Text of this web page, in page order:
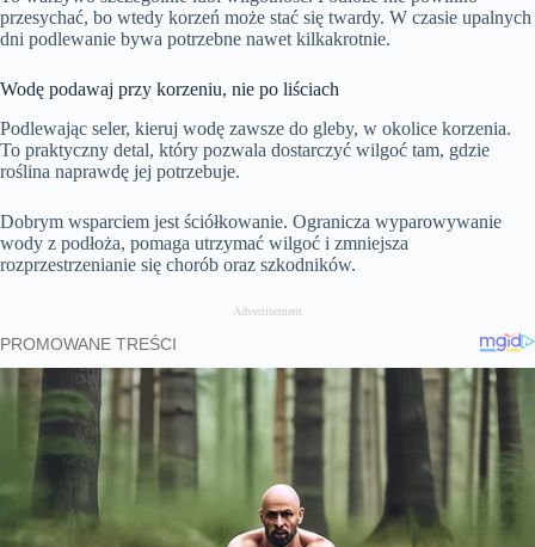
przesychać, bo wtedy korzeń może stać się twardy. W czasie upalnych
dni podlewanie bywa potrzebne nawet kilkakrotnie.
Wodę podawaj przy korzeniu, nie po liściach
Podlewając seler, kieruj wodę zawsze do gleby, w okolice korzenia.
To praktyczny detal, który pozwala dostarczyć wilgoć tam, gdzie
roślina naprawdę jej potrzebuje.
Dobrym wsparciem jest ściółkowanie. Ogranicza wyparowywanie
wody z podłoża, pomaga utrzymać wilgoć i zmniejsza
rozprzestrzenianie się chorób oraz szkodników.
Advertisement